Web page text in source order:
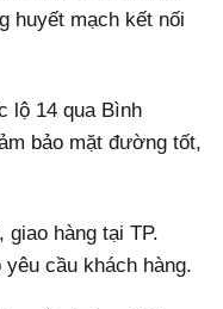
huyết mạch kết nối
lộ 14 qua Bình
bảo mặt đường tốt,
giao hàng tại TP.
cầu khách hàng.